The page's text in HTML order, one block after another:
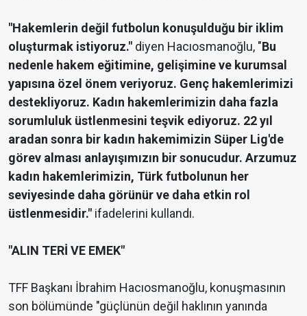
"Hakemlerin değil futbolun konuşulduğu bir iklim
oluşturmak istiyoruz." diyen Hacıosmanoğlu, "Bu
nedenle hakem eğitimine, gelişimine ve kurumsal
yapısına özel önem veriyoruz. Genç hakemlerimizi
destekliyoruz. Kadın hakemlerimizin daha fazla
sorumluluk üstlenmesini teşvik ediyoruz. 22 yıl
aradan sonra bir kadın hakemimizin Süper Lig'de
görev alması anlayışımızın bir sonucudur. Arzumuz
kadın hakemlerimizin, Türk futbolunun her
seviyesinde daha görünür ve daha etkin rol
üstlenmesidir." ifadelerini kullandı.
"ALIN TERİ VE EMEK"
TFF Başkanı İbrahim Hacıosmanoğlu, konuşmasının
son bölümünde "güçlünün değil haklının yanında